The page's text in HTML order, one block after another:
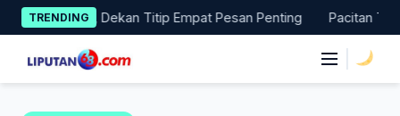
Skip
to
content
TRENDING
Dekan Titip Empat Pesan Penting Pacitan Tembus